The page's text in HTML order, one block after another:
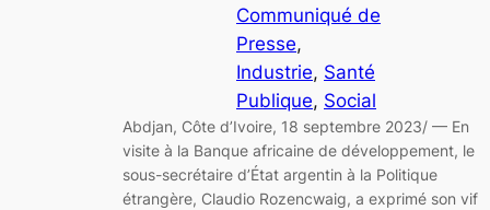
Communiqué de
Presse
Industrie, Santé
Publique, Social
Abdjan, Côte d’Ivoire, 18 septembre 2023/ — En
visite à la Banque africaine de développement, le
sous-secrétaire d’État argentin à la Politique
étrangère, Claudio Rozencwaig, a exprimé son vif